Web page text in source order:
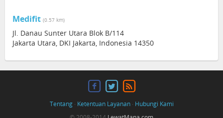
Medifit (0.57 km)
Jl. Danau Sunter Utara Blok B/114
Jakarta Utara, DKI Jakarta, Indonesia 14350
Tentang· Ketentuan Layanan· Hubungi Kami